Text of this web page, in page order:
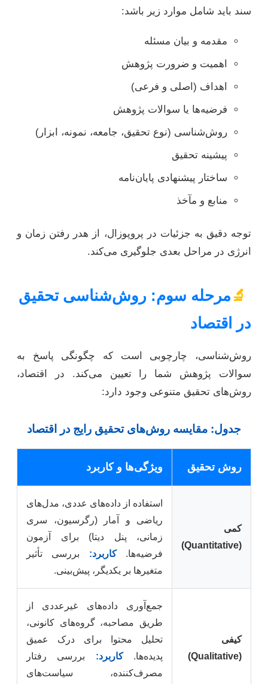
سند باید شامل موارد زیر باشد:
مقدمه و بیان مسئله
اهمیت و ضرورت پژوهش
اهداف (اصلی و فرعی)
فرضیه‌ها یا سوالات پژوهش
روش‌شناسی (نوع تحقیق، جامعه، نمونه، ابزار)
پیشینه تحقیق
ساختار پیشنهادی پایان‌نامه
منابع و مآخذ
توجه دقیق به جزئیات در پروپوزال، از هدر رفتن زمان و
انرژی در مراحل بعدی جلوگیری می‌کند.
🔬مرحله سوم: روش‌شناسی تحقیق
در اقتصاد
روش‌شناسی، چارچوبی است که چگونگی پاسخ به
سوالات پژوهش شما را تعیین می‌کند. در اقتصاد،
روش‌های تحقیق متنوعی وجود دارد:
جدول: مقایسه روش‌های تحقیق رایج در اقتصاد
روش تحقیق ویژگی‌ها و کاربرد
کمی
(Quantitative)
استفاده از داده‌های عددی، مدل‌های
ریاضی و آمار (رگرسیون، سری
زمانی، پنل دیتا) برای آزمون
فرضیه‌ها.کاربرد: بررسی تأثیر
متغیرها بر یکدیگر، پیش‌بینی.
کیفی
(Qualitative)
جمع‌آوری داده‌های غیرعددی از
طریق مصاحبه، گروه‌های کانونی،
تحلیل محتوا برای درک عمیق
پدیده‌ها.کاربرد: بررسی رفتار
مصرف‌کننده، سیاست‌های